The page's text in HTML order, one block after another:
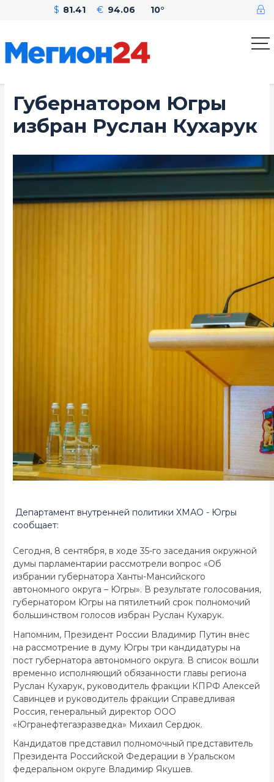
$ 81.41 € 94.06 10°
Губернатором Югры
избран Руслан Кухарук
Департамент внутренней политики ХМАО - Югры
сообщает:
Сегодня, 8 сентября, в ходе 35-го заседания окружной
думы парламентарии рассмотрели вопрос «Об
избрании губернатора Ханты-Мансийского
автономного округа – Югры». В результате голосования,
губернатором Югры на пятилетний срок полномочий
большинством голосов избран Руслан Кухарук.
Напомним, Президент России Владимир Путин внес
на рассмотрение в думу Югры три кандидатуры на
пост губернатора автономного округа. В список вошли
временно исполняющий обязанности главы региона
Руслан Кухарук, руководитель фракции КПРФ Алексей
Савинцев и руководитель фракции Справедливая
Россия, генеральный директор ООО
«Югранефтегазразведка» Михаил Сердюк.
Кандидатов представил полномочный представитель
Президента Российской Федерации в Уральском
федеральном округе Владимир Якушев.